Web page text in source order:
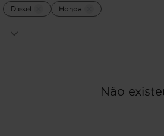
Diesel Honda
Não